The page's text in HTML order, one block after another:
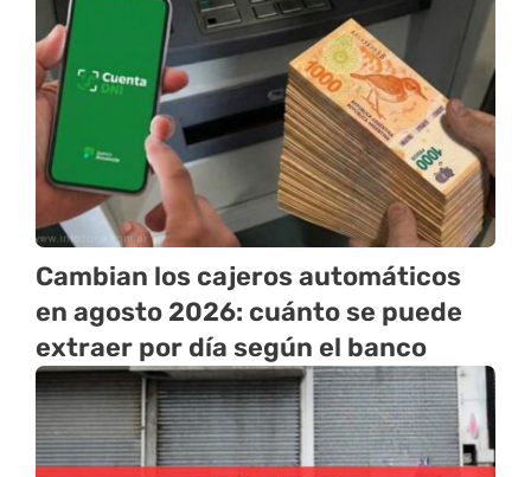
Cambian los cajeros automáticos
en agosto 2026: cuánto se puede
extraer por día según el banco